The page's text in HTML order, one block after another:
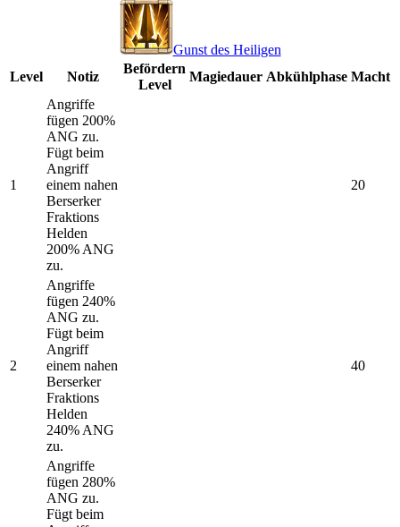
Gunst des Heiligen
Level
Notiz
Befördern
Level
Magiedauer Abkühlphase Macht
1
Angriffe
fügen 200%
ANG zu.
Fügt beim
Angriff
einem nahen
Berserker
Fraktions
Helden
200% ANG
zu.
20
2
Angriffe
fügen 240%
ANG zu.
Fügt beim
Angriff
einem nahen
Berserker
Fraktions
Helden
240% ANG
zu.
40
Angriffe
fügen 280%
ANG zu.
Fügt beim